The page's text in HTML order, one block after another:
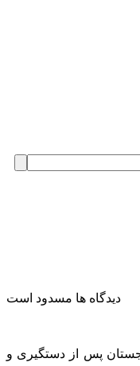
دیدگاه ها مسدود است
پس از دستگیری و